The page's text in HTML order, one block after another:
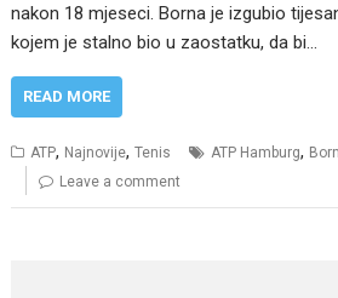
nakon 18 mjeseci. Borna je izgubio
kojem je stalno bio u zaostatku, da bi…
READ MORE
ATP, Najnovije,Tenis ATP Hamburg,
Leave a comment